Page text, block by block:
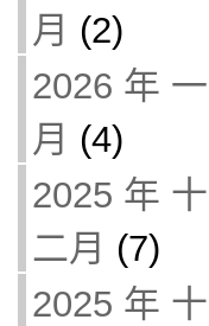
月 (2)
2026 年 一
月 (4)
2025 年 十
二月 (7)
2025 年 十